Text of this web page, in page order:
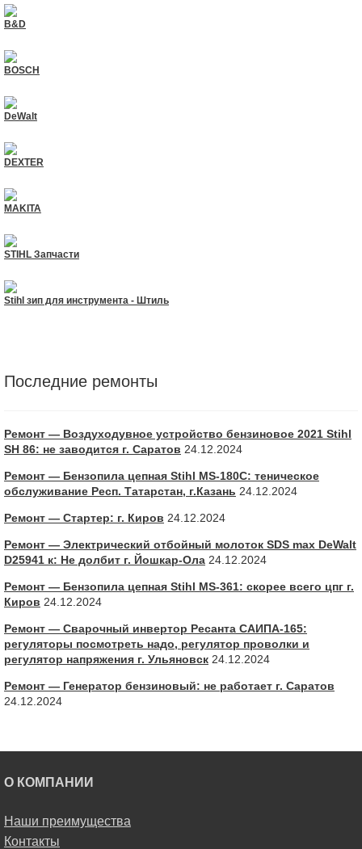
B&D
BOSCH
DeWalt
DEXTER
MAKITA
STIHL Запчасти
Stihl зип для инструмента - Штиль
Последние ремонты
Ремонт — Воздуходувное устройство бензиновое 2021 Stihl
SH 86: не заводится г. Саратов 24.12.2024
Ремонт — Бензопила цепная Stihl MS-180С: теническое
обслуживание Респ. Татарстан, г.Казань 24.12.2024
Ремонт — Стартер: г. Киров 24.12.2024
Ремонт — Электрический отбойный молоток SDS max DeWalt
D25941 к: Не долбит г. Йошкар-Ола 24.12.2024
Ремонт — Бензопила цепная Stihl MS-361: скорее всего цпг г.
Киров 24.12.2024
Ремонт — Сварочный инвертор Ресанта САИПА-165:
регуляторы посмотреть надо, регулятор проволки и
регулятор напряжения г. Ульяновск 24.12.2024
Ремонт — Генератор бензиновый: не работает г. Саратов
24.12.2024
О КОМПАНИИ
Наши преимущества
Контакты